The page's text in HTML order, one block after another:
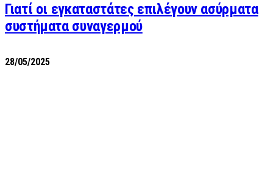
Γιατί οι εγκαταστάτες επιλέγουν ασύρματα
συστήματα συναγερμού
28/05/2025